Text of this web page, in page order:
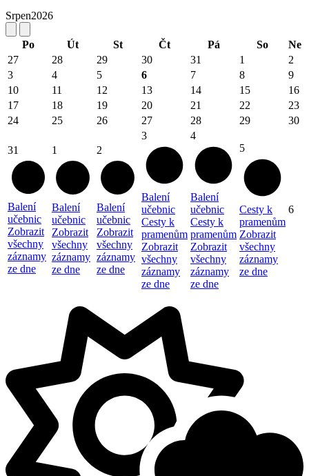
Srpen2026
Po Út St Čt Pá So
Ne
27
28 29 30 31 1
2
3
4 5 6 7 8
9
10
11 12 13 14 15
16
17
18 19 20 21 22
23
24
25 26 27 28 29 30
31
Balení
učebnic
Zobrazit
všechny
záznamy
ze dne
1
Balení
učebnic
Zobrazit
všechny
záznamy
ze dne
2
Balení
učebnic
Zobrazit
všechny
záznamy
ze dne
3
Balení
učebnic
Cesty k
pramenům
Zobrazit
všechny
záznamy
ze dne
4
Balení
učebnic
Cesty k
pramenům
Zobrazit
všechny
záznamy
ze dne
5
Cesty k
pramenům
Zobrazit
všechny
záznamy
ze dne
6